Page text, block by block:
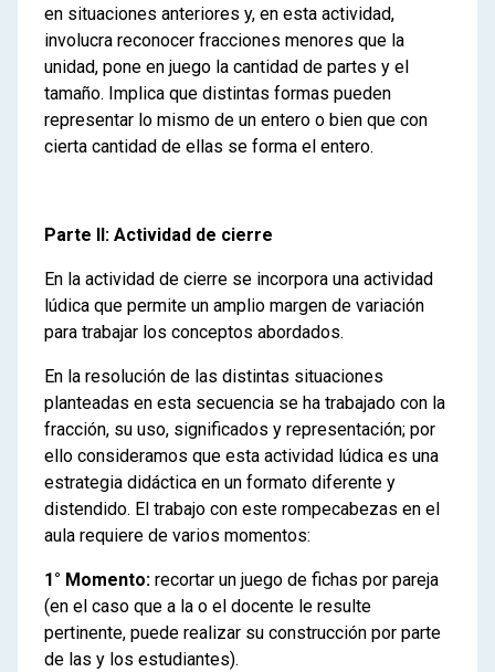
en situaciones anteriores y, en esta actividad,
involucra reconocer fracciones menores que la
unidad, pone en juego la cantidad de partes y el
tamaño. Implica que distintas formas pueden
representar lo mismo de un entero o bien que con
cierta cantidad de ellas se forma el entero.
Parte II: Actividad de cierre
En la actividad de cierre se incorpora una actividad
lúdica que permite un amplio margen de variación
para trabajar los conceptos abordados.
En la resolución de las distintas situaciones
planteadas en esta secuencia se ha trabajado con la
fracción, su uso, significados y representación; por
ello consideramos que esta actividad lúdica es una
estrategia didáctica en un formato diferente y
distendido. El trabajo con este rompecabezas en el
aula requiere de varios momentos:
1° Momento: recortar un juego de fichas por pareja
(en el caso que a la o el docente le resulte
pertinente, puede realizar su construcción por parte
de las y los estudiantes).